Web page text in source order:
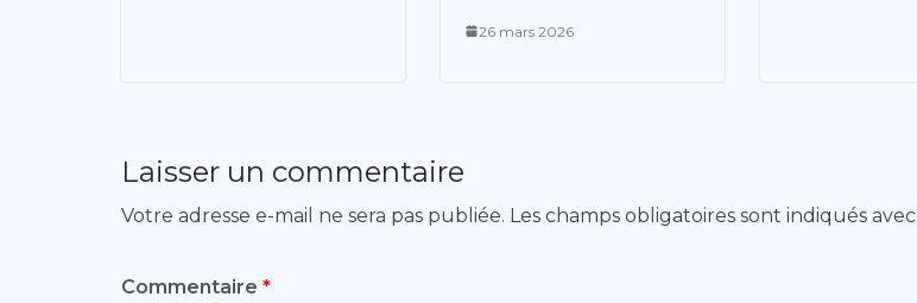
26 mars 2026
Laisser un commentaire
Votre adresse e-mail ne sera pas publiée. Les champs obligatoires sont indiqués avec
Commentaire *